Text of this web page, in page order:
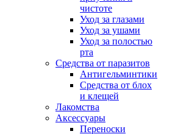
чистоте
Уход за глазами
Уход за ушами
Уход за полостью
рта
Средства от паразитов
Антигельминтики
Средства от блох
и клещей
Лакомства
Аксессуары
Переноски